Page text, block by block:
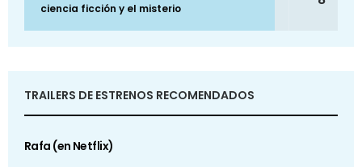
ciencia ficción y el misterio
TRAILERS DE ESTRENOS RECOMENDADOS
Rafa (en Netflix)